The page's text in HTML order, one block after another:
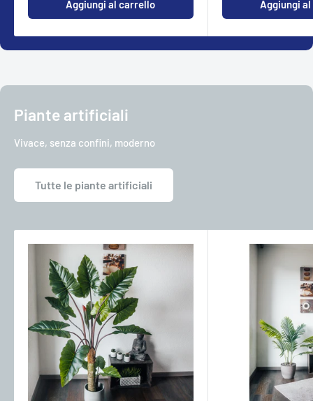
Aggiungi al carrello Aggiungi
Piante artificiali
Vivace, senza confini, moderno
Tutte le piante artificiali